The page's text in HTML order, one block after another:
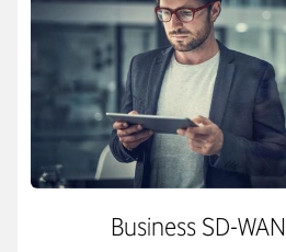
Business SD-WAN